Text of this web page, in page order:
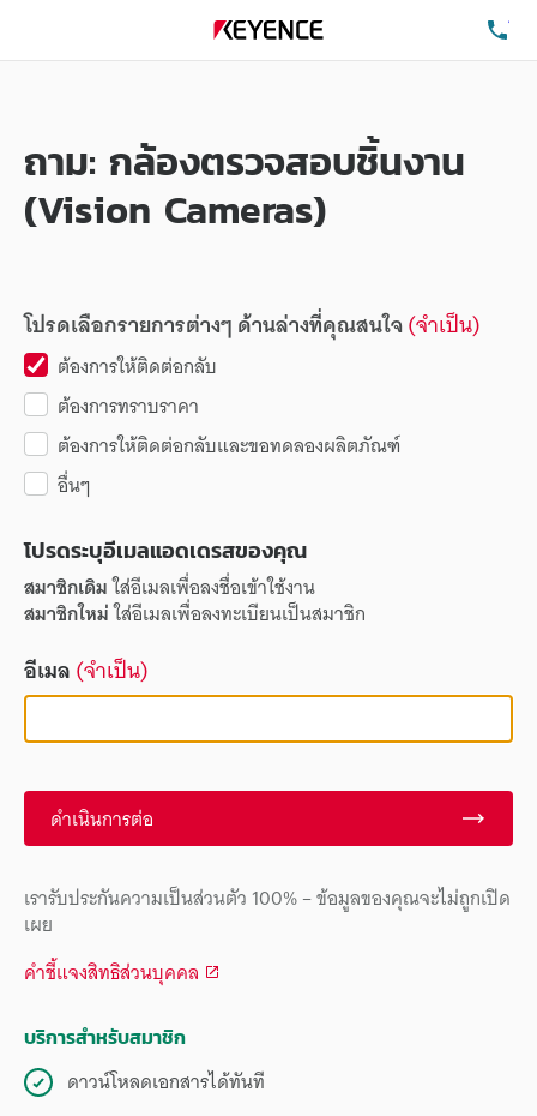
ถาม: กล้องตรวจสอบชิ้นงาน
(Vision Cameras)
โปรดเลือกรายการต่างๆ ด้านล่างที่คุณสนใจ(จำเป็น)
ต้องการให้ติดต่อกลับ
ต้องการทราบราคา
ต้องการให้ติดต่อกลับและขอทดลองผลิตภัณฑ์
อื่นๆ
โปรดระบุอีเมลแอดเดรสของคุณ
สมาชิกเดิมใส่อีเมลเพื่อลงชื่อเข้าใช้งาน
สมาชิกใหม่ใส่อีเมลเพื่อลงทะเบียนเป็นสมาชิก
อีเมล(จำเป็น)
ดำเนินการต่อ
เรารับประกันความเป็นส่วนตัว 100% – ข้อมูลของคุณจะไม่ถูกเปิด
เผย
คำชี้แจงสิทธิส่วนบุคคล
บริการสำหรับสมาชิก
ดาวน์โหลดเอกสารได้ทันที